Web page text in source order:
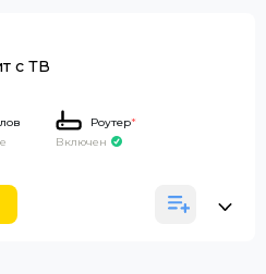
с ТВ
Роутер*
Включен